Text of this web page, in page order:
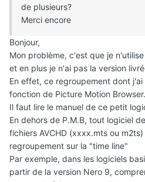
de plusieurs?
Merci encore
Bonjour,
Mon problème, c'est que je
et en plus je n'ai pas la version
En effet, ce regroupement dont
fonction de Picture Motion Browser.
Il faut lire le manuel de ce petit
En dehors de P.M.B, tout logiciel
fichiers AVCHD (xxxx.mts ou
regroupement sur la "time line"
Par exemple, dans les logiciels
partir de la version Nero 9,